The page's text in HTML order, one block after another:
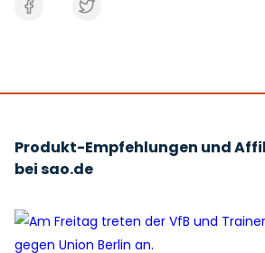
Produkt-Empfehlungen und
bei sao.de